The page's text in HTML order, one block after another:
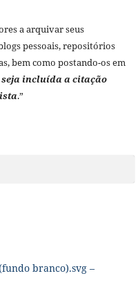
a arquivar seus
pessoais, repositórios
bem como postando-os em
seja incluída a citação
.”